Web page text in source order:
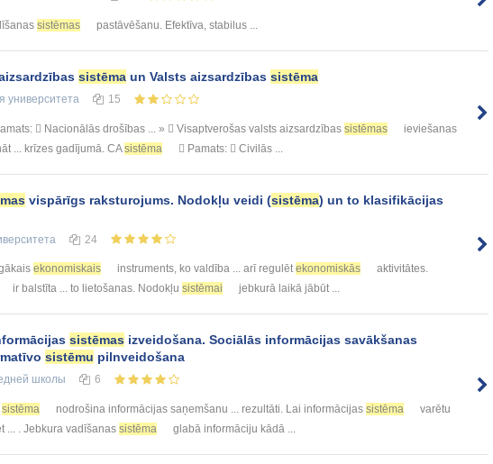
sistēmas pastāvēšanu. Efektīva, stabilus ...
sistēma un Valsts aizsardzības sistēma
университета 15
 Nacionālās drošības ... »  Visaptverošas valsts aizsardzības sistēmas
ieviešanas
... krīzes gadījumā. CAsistēma  Pamats:  Civilās ...
vispārīgs raksturojums. Nodokļu veidi (sistēma) un to klasifikācijas
24
ekonomiskais instruments, ko valdība ... arī regulētekonomiskās
aktivitātes.
ir balstīta ... to lietošanas. Nodokļu sistēmai jebkurā laikā jābūt ...
sistēmas izveidošana. Sociālās informācijas savākšanas
sistēmu pilnveidošana
школы 6
sistēma nodrošina informācijas saņemšanu ... rezultāti. Lai informācijas sistēma
varētu
... . Jebkura vadīšanas sistēma glabā informāciju kādā ...